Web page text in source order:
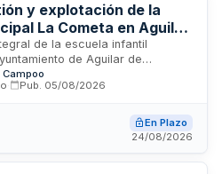
y explotación de la
La Cometa en Aguilar
de la escuela infantil
de Aguilar de
de la prestación del
de cero a tres años,
personal docente y no
económico-administrativa del
Pub. 05/08/2026
En Plazo
24/08/2026